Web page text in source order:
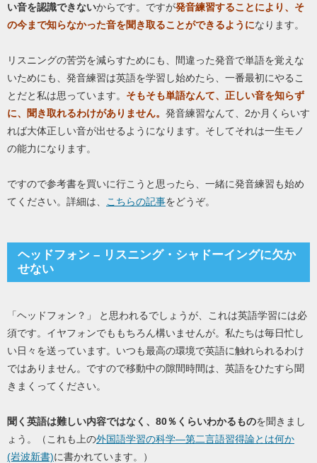
い音を認識できないからです。ですが発音練習することにより、そ
の今まで知らなかった音を聞き取ることができるようになります。
リスニングの苦労を減らすためにも、間違った発音で単語を覚えな
いためにも、発音練習は英語を学習し始めたら、一番最初にやるこ
とだと私は思っています。 そもそも単語なんて、正しい音を知らず
に、聞き取れるわけがありません。 発音練習なんて、2か月くらいす
れば大体正しい音が出せるようになります。そしてそれは一生モノ
の能力になります。
ですので参考書を買いに行こうと思ったら、一緒に発音練習も始め
てください。詳細は、
こちらの記事をどうぞ。
ヘッドフォン – リスニング・シャドーイングに欠か
せない
「ヘッドフォン？」 と思われるでしょうが、これは英語学習には必
須です。イヤフォンでももちろん構いませんが。私たちは毎日忙し
い日々を送っています。いつも最高の環境で英語に触れられるわけ
ではありません。ですので移動中の隙間時間は、英語をひたすら聞
きまくってください。
聞く英語は難しい内容ではなく、80％くらいわかるものを聞きまし
ょう。（これも上の外国語学習の科学―第二言語習得論とは何か
(岩波新書)に書かれています。）